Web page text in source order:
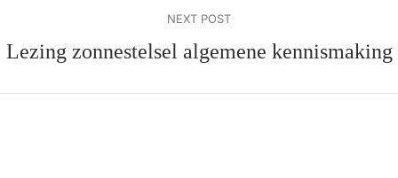
NEXT POST
Lezing zonnestelsel algemene kennismaking